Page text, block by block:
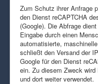
Zum Schutz ihrer Anfrage
den Dienst reCAPTCHA
(Google). Die Abfrage
Eingabe durch einen
automatisierte,
schließt den Versand der
Google für den Dienst
ein. Zu diesem Zweck
und dort weiter verwendet.